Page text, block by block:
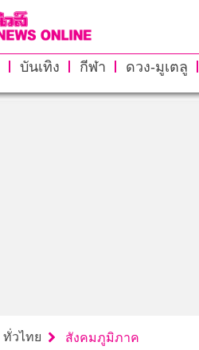
บันเทิง กีฬา ดวง-มูเตลู
ทั่วไทย สังคมภูมิภาค